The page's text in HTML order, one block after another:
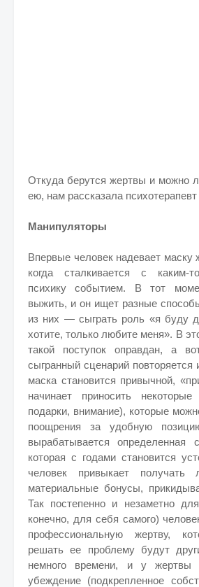
Откуда берутся жертвы и можно
ею, нам рассказала
Манипуляторы
Впервые человек надевает маску
когда сталкивается с каким-
психику событием. В тот
выжить, и он ищет разные
из них — сыграть роль «я буду
хотите, только любите меня». В
такой поступок оправдан, а
сыгранный сценарий повторяется
маска становится привычной,
начинает приносить
подарки, внимание), которые
поощрения за удобную
вырабатывается определенная
которая с годами становится
человек привыкает
материальные бонусы,
Так постепенно и незаметно
конечно, для себя самого)
профессиональную жертву,
решать ее проблему будут
немного времени, и у жертвы
убеждение (подкрепленное